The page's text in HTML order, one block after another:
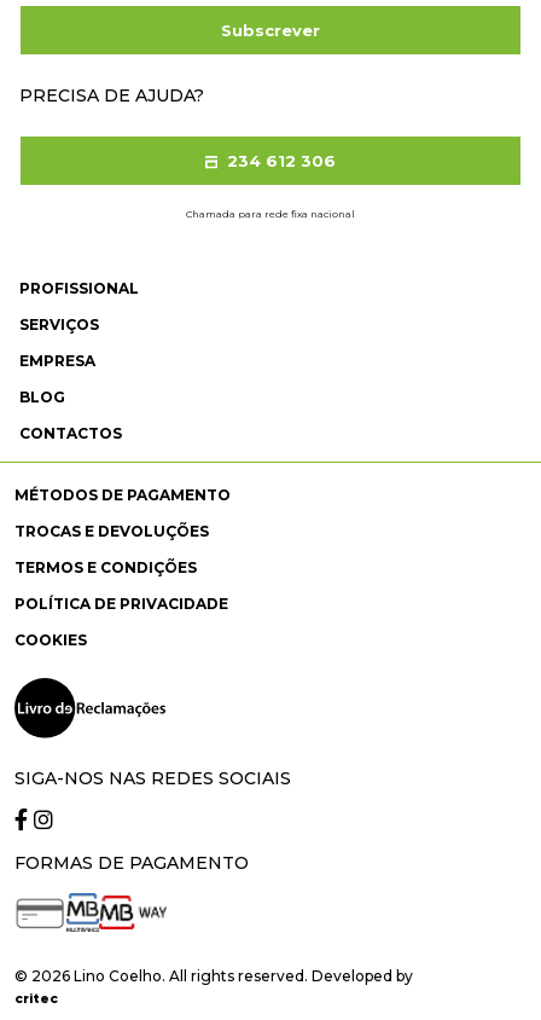
PROFISSIONAL
SERVIÇOS
EMPRESA
BLOG
CONTACTOS
MÉTODOS DE PAGAMENTO
TROCAS E DEVOLUÇÕES
TERMOS E CONDIÇÕES
POLÍTICA DE PRIVACIDADE
COOKIES
SIGA-NOS NAS REDES SOCIAIS
FORMAS DE PAGAMENTO
Subscrever
PRECISA DE AJUDA?
234 612 306
Chamada para rede fixa nacional
© 2026 Lino Coelho. All rights reserved. Developed by
critec